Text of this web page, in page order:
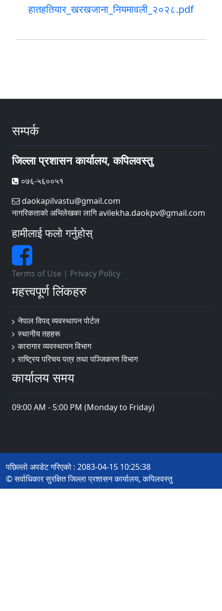
हातहतियार_खरखजाना_नियमावली_२०२८.pdf
सम्पर्क
जिल्ला प्रशासन कार्यालय, कपिलवस्तु
०७६-५६००५१
daokapilvastu@gmail.com
नागरिकताको अभिलेखका लागि avilekha.daokpv@gmail.com
हामीलाई फलो गर्नुहोस्
Terms of Use | Privacy Policy
महत्त्वपूर्ण लिंकहरु
नेपाल विपद् व्यवस्थापन पोर्टल
स्थानीय तहहरू
कारागार व्यवस्थापन विभाग
राष्ट्रिय परिचय पत्र तथा पञ्जिकरण विभाग
कार्यालय समय
09:00 AM - 5:00 PM (Monday to Friday)
पछिल्लो अपडेट गरिएको : 2083-04-15 10:25:38
© सर्वाधिकार सुरक्षित जिल्ला प्रशासन कार्यालय, कपिलवस्तु